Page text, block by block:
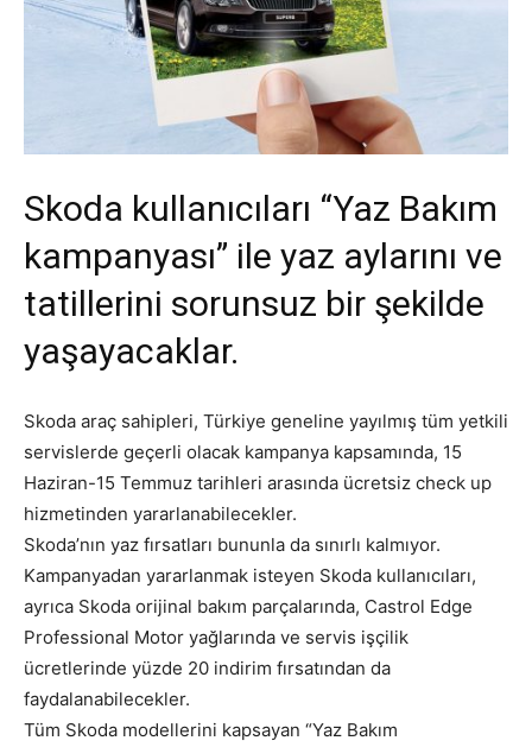
Skoda kullanıcıları “Yaz Bakım
kampanyası” ile yaz aylarını ve
tatillerini sorunsuz bir şekilde
yaşayacaklar.
Skoda araç sahipleri, Türkiye geneline yayılmış tüm yetkili
servislerde geçerli olacak kampanya kapsamında, 15
Haziran-15 Temmuz tarihleri arasında ücretsiz check up
hizmetinden yararlanabilecekler.
Skoda’nın yaz fırsatları bununla da sınırlı kalmıyor.
Kampanyadan yararlanmak isteyen Skoda kullanıcıları,
ayrıca Skoda orijinal bakım parçalarında, Castrol Edge
Professional Motor yağlarında ve servis işçilik
ücretlerinde yüzde 20 indirim fırsatından da
faydalanabilecekler.
Tüm Skoda modellerini kapsayan “Yaz Bakım